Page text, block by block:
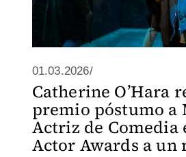
01.03.2026/
Catherine O’Hara
premio póstumo a
Actriz de Comedia
Actor Awards a un